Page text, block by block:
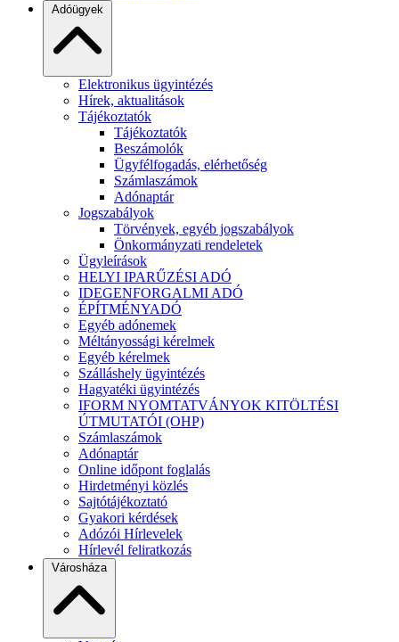
Adóügyek
Elektronikus ügyintézés
Hírek, aktualitások
Tájékoztatók
Tájékoztatók
Beszámolók
Ügyfélfogadás, elérhetőség
Számlaszámok
Adónaptár
Jogszabályok
Törvények, egyéb jogszabályok
Önkormányzati rendeletek
Ügyleírások
HELYI IPARŰZÉSI ADÓ
IDEGENFORGALMI ADÓ
ÉPÍTMÉNYADÓ
Egyéb adónemek
Méltányossági kérelmek
Egyéb kérelmek
Szálláshely ügyintézés
Hagyatéki ügyintézés
IFORM NYOMTATVÁNYOK KITÖLTÉSI
ÚTMUTATÓI (OHP)
Számlaszámok
Adónaptár
Online időpont foglalás
Hirdetményi közlés
Sajtótájékoztató
Gyakori kérdések
Adózói Hírlevelek
Hírlevél feliratkozás
Városháza